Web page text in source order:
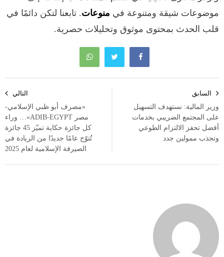
موضوعات شيقة ومتنوعة في منوعات. تابعنا لتكن دائمًا في
قلب الحدث بمحتوى موثوق وتحليلات حصرية.
المقالات
السابق
وزير المالية: نستهدف التسهيل
على المجتمع الضريبي بخدمات
أفضل تحفز الالتزام الطوعي
وتجذب ممولين جدد
التالي
«مصرف أبو ظبي الإسلامي-
مصر ADIB-EGYPT»… وراء
كل جائزة حكاية تميّز 45 جائزة
تُتوّج عامًا جديدًا من الريادة في
الصيرفة الإسلامية لعام 2025